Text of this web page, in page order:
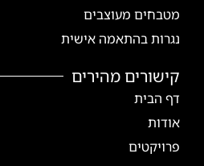
מטבחים מעוצבים
נגרות בהתאמה אישית
קישורים מהירים
דף הבית
אודות
פרויקטים